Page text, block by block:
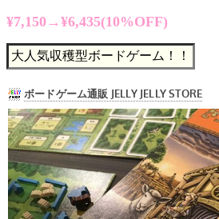
¥7,150→¥6,435(10%OFF)
大人気収穫型ボードゲーム！！